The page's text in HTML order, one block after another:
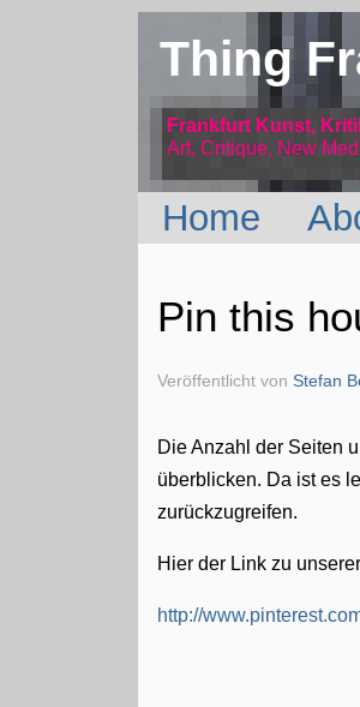
Thing
Frankfurt Kunst,
Art, Critique, New
Home
Pin this
Veröffentlicht vonStefan
Die Anzahl der Seiten
überblicken. Da ist es
zurückzugreifen.
Hier der Link zu
http://